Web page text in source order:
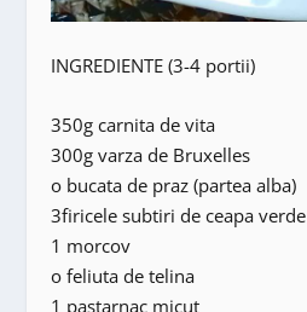
INGREDIENTE (3-4 portii)
350g carnita de vita
300g varza de Bruxelles
o bucata de praz (partea alba)
3firicele subtiri de ceapa verde
1 morcov
o feliuta de telina
1 pastarnac micut